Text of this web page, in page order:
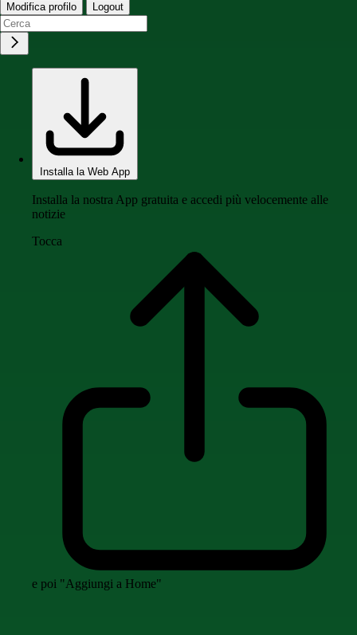
Modifica profilo Logout
Installa la Web App
Installa la nostra App gratuita e accedi più velocemente alle
notizie
Tocca
e poi "Aggiungi a Home"